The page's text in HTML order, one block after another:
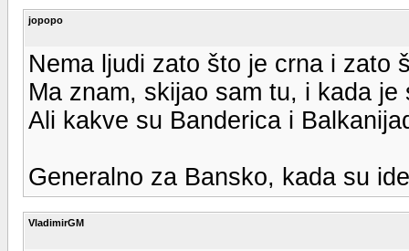
jopopo
Nema ljudi zato što je crna i zato
Ma znam, skijao sam tu, i kada
Ali kakve su Banderica i
Generalno za Bansko, kada su
VladimirGM